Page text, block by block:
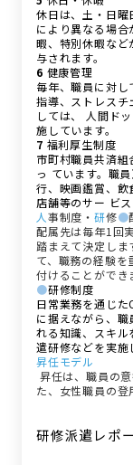
休日は、土・日曜
により異なる場
暇、特別休暇な
与されます。
6 健康管理
毎年、職員に対
指導、ストレスチ
しては、 人間ド
施しています。
7 福利厚生制度
市町村職員共済
っ ています。職
行、映画鑑賞、飲
店舗等のサー ビ
人事制度・ 研修●
配属先は毎年1回
踏まえて決定し
て、職務の経験
付けることができ
●研修制度
日常業務を通じ
に据えながら、
れる知識、スキル
遣研修などを実施
昇任モデル
昇任は、職員の
た、女性職員の登
研修派遣レポ